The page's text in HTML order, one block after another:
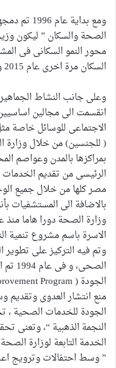
ومع
الصحة والسكان ” ليكون
محور النمو السكانى فى
السكان مرة اخرى عام 2015 ولكنها لم تستمر طويلا .
وعلى جانب النشاط
انقسمت الى مجالين
الاجتماعى للوسائل خاصة
( للجنسين) من خلال وزارة
بمراكزها بالمدن وعواصم
الرئيسى من تقديم
مصر كلها من خلال جميع
بالاضافة الى المستشفيات
وتم فيه التركيز على
منع انتشار العدوى
الجودة للخدمات الصحية
النجمة الذهبية “، وتعنى
الخدمة التابعة لوزارة
” وسط احتفالات وترويج